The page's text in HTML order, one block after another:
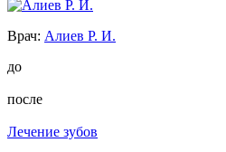
Врач: Алиев Р. И.
до
после
Лечение зубов